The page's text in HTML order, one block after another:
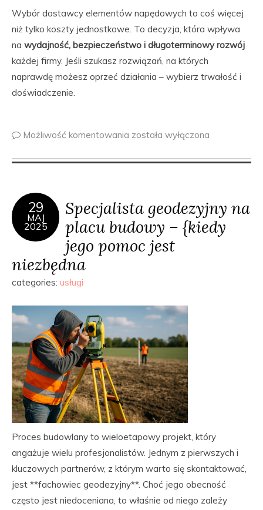
Wybór dostawcy elementów napędowych to coś więcej
niż tylko koszty jednostkowe. To decyzja, która wpływa
na wydajność, bezpieczeństwo i długoterminowy rozwój
każdej firmy. Jeśli szukasz rozwiązań, na których
naprawdę możesz oprzeć działania – wybierz trwałość i
doświadczenie.
Możliwość komentowania została wyłączona
29
MAJ
2025
Specjalista geodezyjny na
placu budowy – {kiedy
jego pomoc jest
niezbędna
categories: usługi
Proces budowlany to wieloetapowy projekt, który
angażuje wielu profesjonalistów. Jednym z pierwszych i
kluczowych partnerów, z którym warto się skontaktować,
jest **fachowiec geodezyjny**. Choć jego obecność
często jest niedoceniana, to właśnie od niego zależy